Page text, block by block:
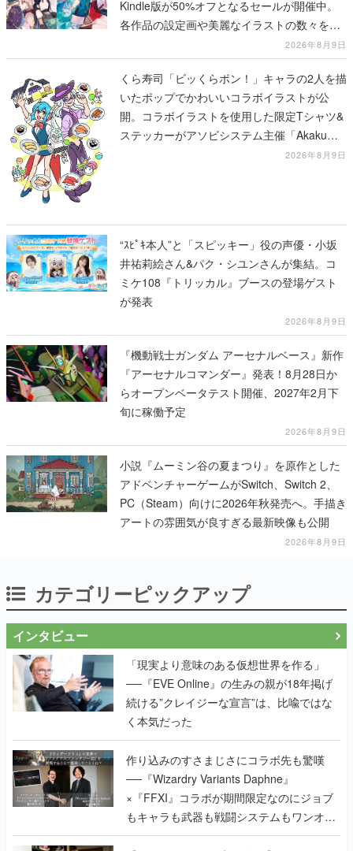
Kindle版が50%オフとなるセールが開催中。
各作品の設定画や美麗なイラストの数々をふ
2026年8月9日
くら寿司「ビッくらポン！」キャラの2人を描
いたポップでかわいいコラボイラストが公
開。コラボイラストを使用した限定Tシャツ&
ステッカーがアソビシステム主催「Akaku
2026年8月9日
“ｽﾋﾟｷ本人”と「スピッキー」役の声優・小坂
井祐莉絵さん&パク・シユンさんが集結。コ
ミケ108『トリッカル』ブースの登場ゲスト
が発表
2026年8月9日
『機動戦士ガンダム アーセナルベース』新作
『アーセナルコマンダー』発表！8月28日か
らオープンベータテスト開催、2027年2月下
旬に稼働予定
2026年8月9日
小説『ムーミン谷の夏まつり』を原作とした
アドベンチャーゲームがSwitch、Switch 2、
PC（Steam）向けに2026年秋発売へ。手描き
アートの雰囲気が良すぎる最新映像も公開
2026年8月9日
カテゴリーピックアップ
インタビュー
「現実より意味のある仮想世界を作る」
──『EVE Online』の生みの親が18年掲げ
続ける”クレイジーな宣言”は、比喩ではな
く本気だった
作り込みのすさまじさにコラボ先も驚嘆
──『Wizardry Variants Daphne』
×『FFXI』コラボが期間限定なのにジョブ
もキャラも武器も戦闘システムもワンオフ
で作り込まれた理由を両ディレクターに聞